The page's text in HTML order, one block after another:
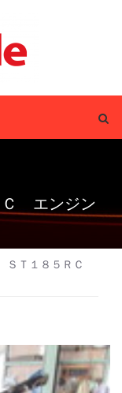
エンジン
Ｔ１８５ＲＣ